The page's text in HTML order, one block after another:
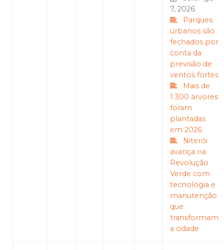
7, 2026
Parques
urbanos são
fechados por
conta da
previsão de
ventos fortes
Mais de
1.300 árvores
foram
plantadas
em 2026
Niterói
avança na
Revolução
Verde com
tecnologia e
manutenção
que
transformam
a cidade